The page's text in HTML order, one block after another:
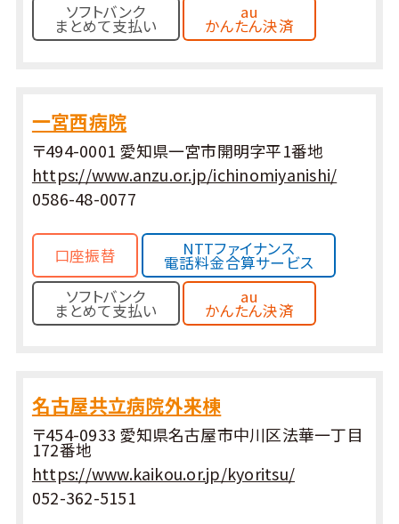
ソフトバンク
まとめて支払い
au
かんたん決済
一宮西病院
〒494-0001 愛知県一宮市開明字平1番地
https://www.anzu.or.jp/ichinomiyanishi/
0586-48-0077
口座振替 NTTファイナンス
電話料金合算サービス
ソフトバンク
まとめて支払い
au
かんたん決済
名古屋共立病院外来棟
〒454-0933 愛知県名古屋市中川区法華一丁目
172番地
https://www.kaikou.or.jp/kyoritsu/
052-362-5151